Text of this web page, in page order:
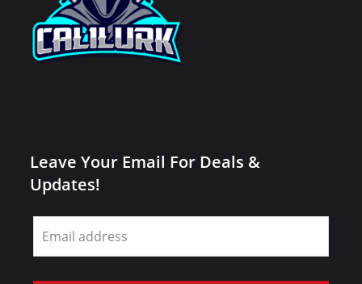
Leave Your Email For Deals &
Updates!
Leave
this
field